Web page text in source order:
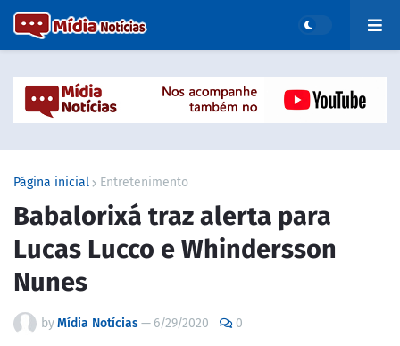
Página inicial Entretenimento
Babalorixá traz alerta para
Lucas Lucco e Whindersson
Nunes
byMídia Notícias— 6/29/2020 0